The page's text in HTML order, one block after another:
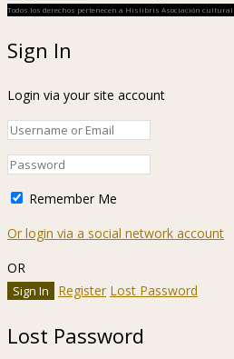
Todos los derechos pertenecen a Hislibris Asociación cultural
Sign In
Login via your site account
Remember Me
Or login via a social network account
OR
Register Lost Password
Lost Password